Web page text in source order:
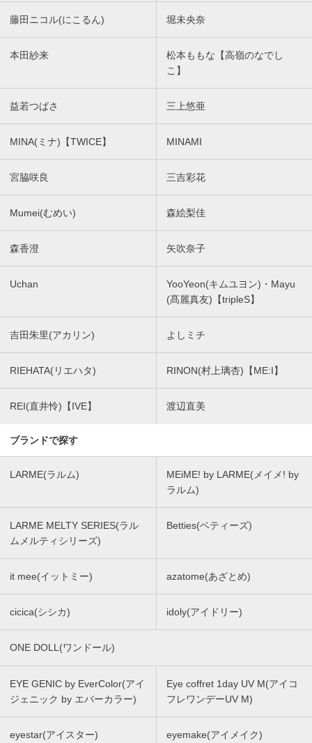
藤田ニコル(にこるん) 堀未央奈
本田紗来
松本ももな【高嶺のなでし
こ】
益若つばさ 三上悠亜
MINA(ミナ)【TWICE】 MINAMI
宮脇咲良 三吉彩花
Mumei(むめい) 森絵梨佳
森香澄 矢吹奈子
Uchan
YooYeon(キムユヨン)・Mayu
(髙麗真友)【tripleS】
吉田朱里(アカリン) よしミチ
RIEHATA(リエハタ) RINON(村上璃杏)【ME:I】
REI(直井怜)【IVE】 渡辺直美
ブランドで探す
LARME(ラルム)
MEiME! by LARME(メイメ! by
ラルム)
LARME MELTY SERIES(ラル
ムメルティシリーズ)
Betties(ベティーズ)
it mee(イットミー) azatome(あざとめ)
cicica(シシカ) idoly(アイドリー)
ONE DOLL(ワンドール)
EYE GENIC by EverColor(アイ
ジェニック by エバーカラー)
Eye coffret 1day UV M(アイコ
フレワンデーUV M)
eyestar(アイスター) eyemake(アイメイク)